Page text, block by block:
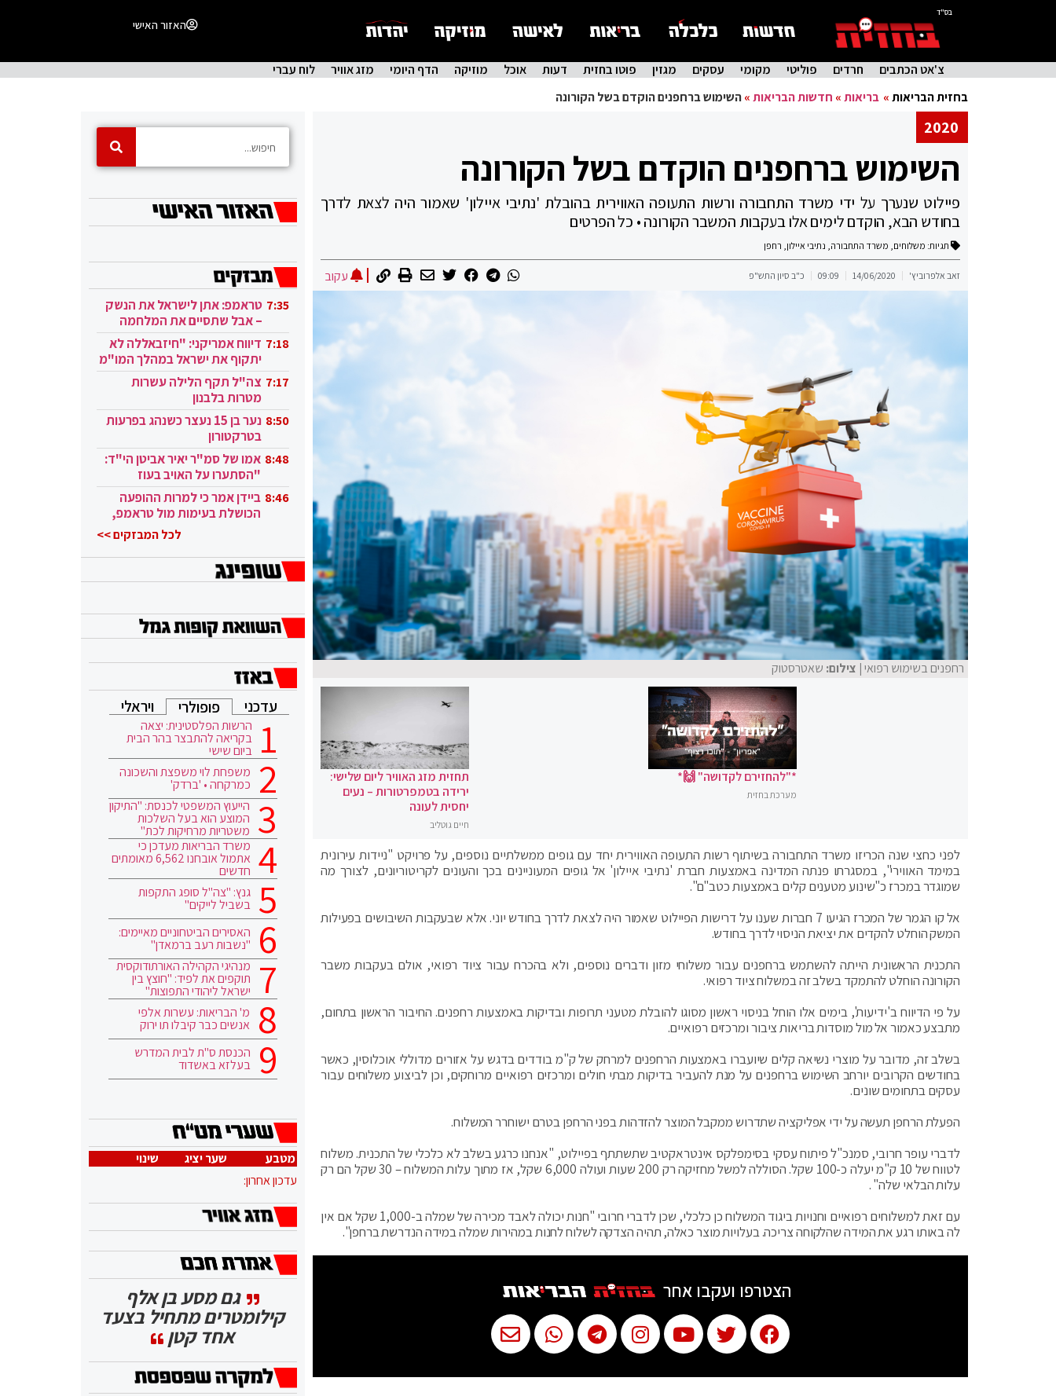
בס"ד
האזור האישי
צ'אט הכתבים חרדים פוליטי מקומי עסקים מגזין פוטו בחזית דעות אוכל מוזיקה הדף היומי מזג אוויר
לוח עברי
בחזית הבריאות» בריאות» חדשות הבריאות»השימוש ברחפנים הוקדם בשל הקורונה
2020
השימוש ברחפנים הוקדם בשל הקורונה
פיילוט שנערך על ידי משרד התחבורה ורשות התעופה האווירית בהובלת 'נתיבי איילון' שאמור היה לצאת לדרך
בחודש הבא, הוקדם לימים אלו בעקבות המשבר הקורונה • כל הפרטים
תגיות: משלוחים, משרד התחבורה, נתיבי איילון, רחפן
זאב אלפרוביץ' 14/06/2020
09:09 כ"ב סיון התש"פ עקוב
רחפנים בשימוש רפואי| צילום: שאטרסטוק
*"להחזירם לקדושה" 🙌*
מערכת בחזית
תחזית מזג האוויר ליום שלישי:
ירידה בטמפרטורות – נעים
יחסית לעונה
חיים גוטליב
לפני כחצי שנה הכריזו משרד התחבורה בשיתוף רשות התעופה האווירית יחד עם גופים ממשלתיים נוספים, על פרויקט "ניידות עירונית
במימד האווירי", במסגרתו פנתה המדינה באמצעות חברת 'נתיבי איילון' אל גופים המעוניינים בכך והעונים לקריטוריונים, לצורך מה
שמוגדר במכרז כ"שינוע מטענים קלים באמצעות כטב"ם".
אל קו הגמר של המכרז הגיעו 7 חברות שענו על דרישות הפיילוט שאמור היה לצאת לדרך בחודש יוני. אלא שבעקבות השיבושים בפעילות
המשק הוחלט להקדים את יציאת הניסוי לדרך בחודש.
התכנית הראשונית הייתה להשתמש ברחפנים עבור משלוחי מזון ודברים נוספים, ולא בהכרח עבור ציוד רפואי, אולם בעקבות משבר
הקורונה הוחלט להתמקד בשלב זה במשלוח ציוד רפואי.
על פי הדיווח ב'ידיעות', בימים אלו הוחל בניסוי ראשון מסוגו להובלת מטעני תרופות ובדיקות באמצעות רחפנים. החיבור הראשון בתחום,
מתבצע כאמור אל מול מוסדות בריאות ציבור ומרכזים רפואיים.
בשלב זה, מדובר על מוצרי נשיאה קלים שיועברו באמצעות הרחפנים למרחק של ק"מ בודדים בדגש על אזורים מדוללי אוכלוסין, כאשר
בחודשים הקרובים יורחב השימוש ברחפנים על מנת להעביר בדיקות מבתי חולים ומרכזים רפואיים מרוחקים, וכן לביצוע משלוחים עבור
עסקים בתחומים שונים.
הפעלת הרחפן תעשה על ידי אפליקציה שתדרוש ממקבל המוצר להזדהות בפני הרחפן בטרם ישוחרר המשלוח.
לדברי עופר חרובי, סמנכ"ל פיתוח עסקי בסימפלקס אינטראקטיב שתשתתף בפיילוט, "אנחנו כרגע בשלב לא כלכלי של התכנית. משלוח
לטווח של 10 ק"מ יעלה כ-100 שקל. הסוללה למשל מחזיקה רק 200 שעות ועולה 6,000 שקל, אז מתוך עלות המשלוח – 30 שקל הם רק
עלות הבלאי שלה" .
עם זאת למשלוחים רפואיים וחנויות ביגוד המשלוח כן כלכלי, שכן לדברי חרובי "חנות יכולה לאבד מכירה של שמלה ב-1,000 שקל אם אין
לה באותו רגע את המידה שהלקוחה צריכה. בעלויות מוצר כאלה, תהיה הצדקה לשלוח לחנות במהירות שמלה במידה הנדרשת ברחפן".
הצטרפו ועקבו אחר
7:35 טראמפ: אתן לישראל את הנשק
– אבל שתסיים את המלחמה
בעזה 7:18 דיווח אמריקני: "חיזבאללה לא
יתקוף את ישראל במהלך המו"מ
בקטאר" 7:17 צה"ל תקף הלילה עשרות
מטרות בלבנון
8:50
נער בן 15 נעצר כשנהג בפרעות
בטרקטורון
8:48 אמו של סמ"ר יאיר אביטן הי"ד:
"הסתערו על האויב בעוז
ובגבורה" 8:46 ביידן אמר כי למרות ההופעה
הכושלת בעימות מול טראמפ,
לכל המבזקים >>
עדכני פופולרי ויראלי
הרשות הפלסטינית: יצאה
בקריאה להתבצר בהר הבית
ביום שישי
משפחת לוי משפצת והשכונה
כמרקחה • 'ברדק'
הייעוץ המשפטי לכנסת: "התיקון
המוצע הוא בעל השלכות
משטריות מרחיקות לכת"
משרד הבריאות מעדכן כי
אתמול אובחנו 6,562 מאומתים
חדשים
גנץ: "צה"ל סופג התקפות
בשביל לייקים"
האסירים הביטחוניים מאיימים:
"נשבות רעב ברמאדן"
מנהיגי הקהילה האורתודוקסית
תוקפים את לפיד: "חוצץ בין
ישראל ליהודי התפוצות"
מ' הבריאות: עשרות אלפי
אנשים כבר קיבלו תו ירוק
הכנסת ס"ת לבית המדרש
בעלזא באשדוד
מטבע שער יציג
שינוי
עדכון אחרון:
גם מסע בן אלף
קילומטרים מתחיל בצעד
אחד קטן